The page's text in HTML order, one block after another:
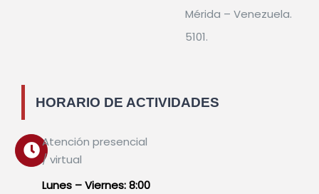
Mérida – Venezuela.
5101.
HORARIO DE ACTIVIDADES
Atención presencial
/ virtual
Lunes – Viernes: 8:00